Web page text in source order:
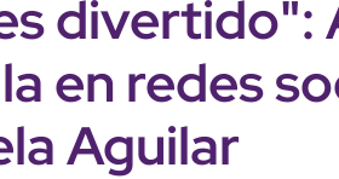
divertido":
en redes
Aguilar